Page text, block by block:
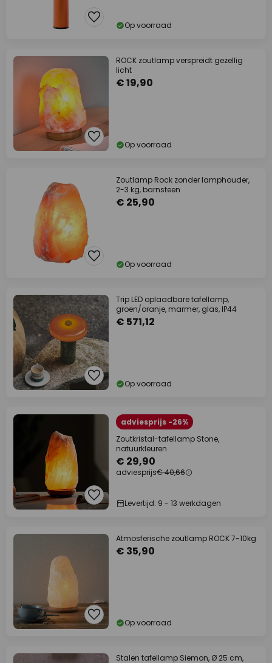
Op voorraad
ROCK zoutlamp verspreidt gezellig
licht
€ 19,90
Op voorraad
Zoutlamp Rock zonder lamphouder,
2-3 kg, barnsteen
€ 25,90
Op voorraad
Trip LED oplaadbare tafellamp,
groen/oranje, marmer, glas, IP44
€ 571,12
Op voorraad
adviesprijs -26%
Zoutkristal-tafellamp Stone,
natuurkleuren
€ 29,90
adviesprijs€ 40,66
Levertijd: 9 - 13 werkdagen
Atmosferische zoutlamp ROCK 7-10kg
€ 35,90
Op voorraad
Stalen tafellamp Siemon, Ø 25 cm,